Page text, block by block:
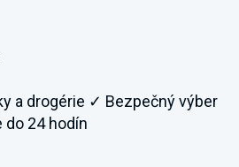
a drogérie ✓ Bezpečný výber
do 24 hodín